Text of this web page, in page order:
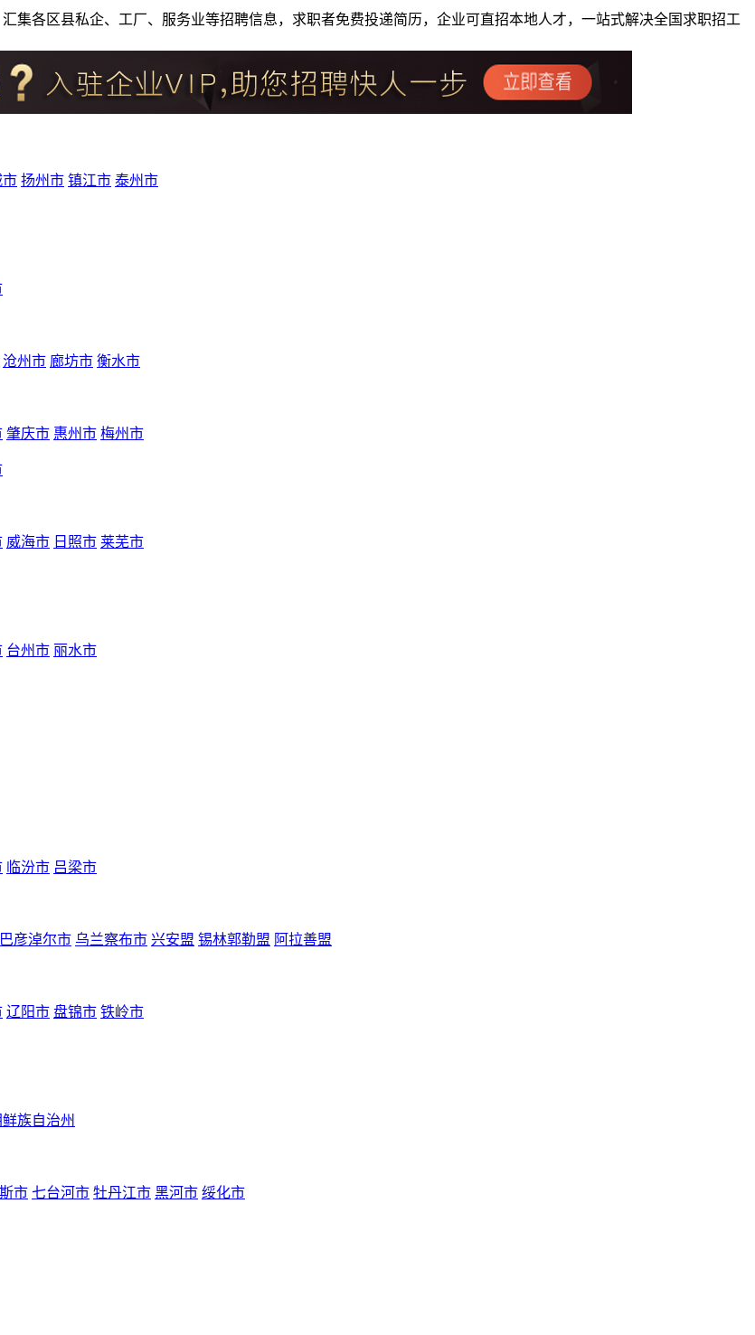
集各区县私企、工厂、服务业等招聘信息，求职者免费投递简历，企业可直招本地人才，一站式解决全国求职招工
市 扬州市 镇江市 泰州市
沧州市 廊坊市 衡水市
肇庆市 惠州市 梅州市
威海市 日照市 莱芜市
台州市 丽水市
临汾市 吕梁市
巴彦淖尔市 乌兰察布市 兴安盟 锡林郭勒盟 阿拉善盟
辽阳市 盘锦市 铁岭市
族自治州
市 七台河市 牡丹江市 黑河市 绥化市